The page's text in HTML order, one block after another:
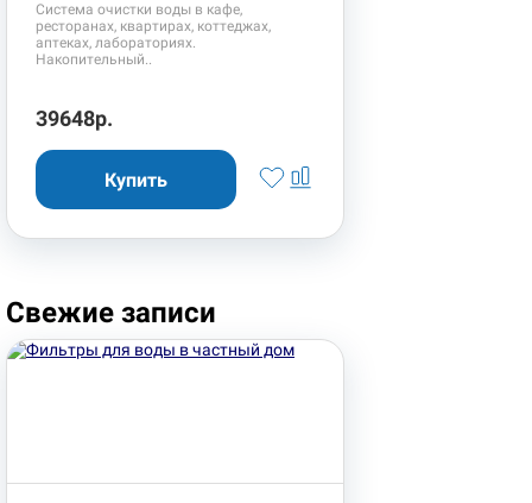
Система очистки воды в кафе,
ресторанах, квартирах, коттеджах,
аптеках, лабораториях.
Накопительный..
39648р.
Свежие записи